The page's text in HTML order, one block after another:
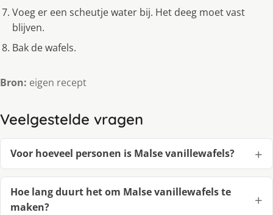
Voeg er een scheutje water bij. Het deeg moet vast
blijven.
Bak de wafels.
Bron: eigen recept
Veelgestelde vragen
Voor hoeveel personen is Malse vanillewafels?
Hoe lang duurt het om Malse vanillewafels te
maken?